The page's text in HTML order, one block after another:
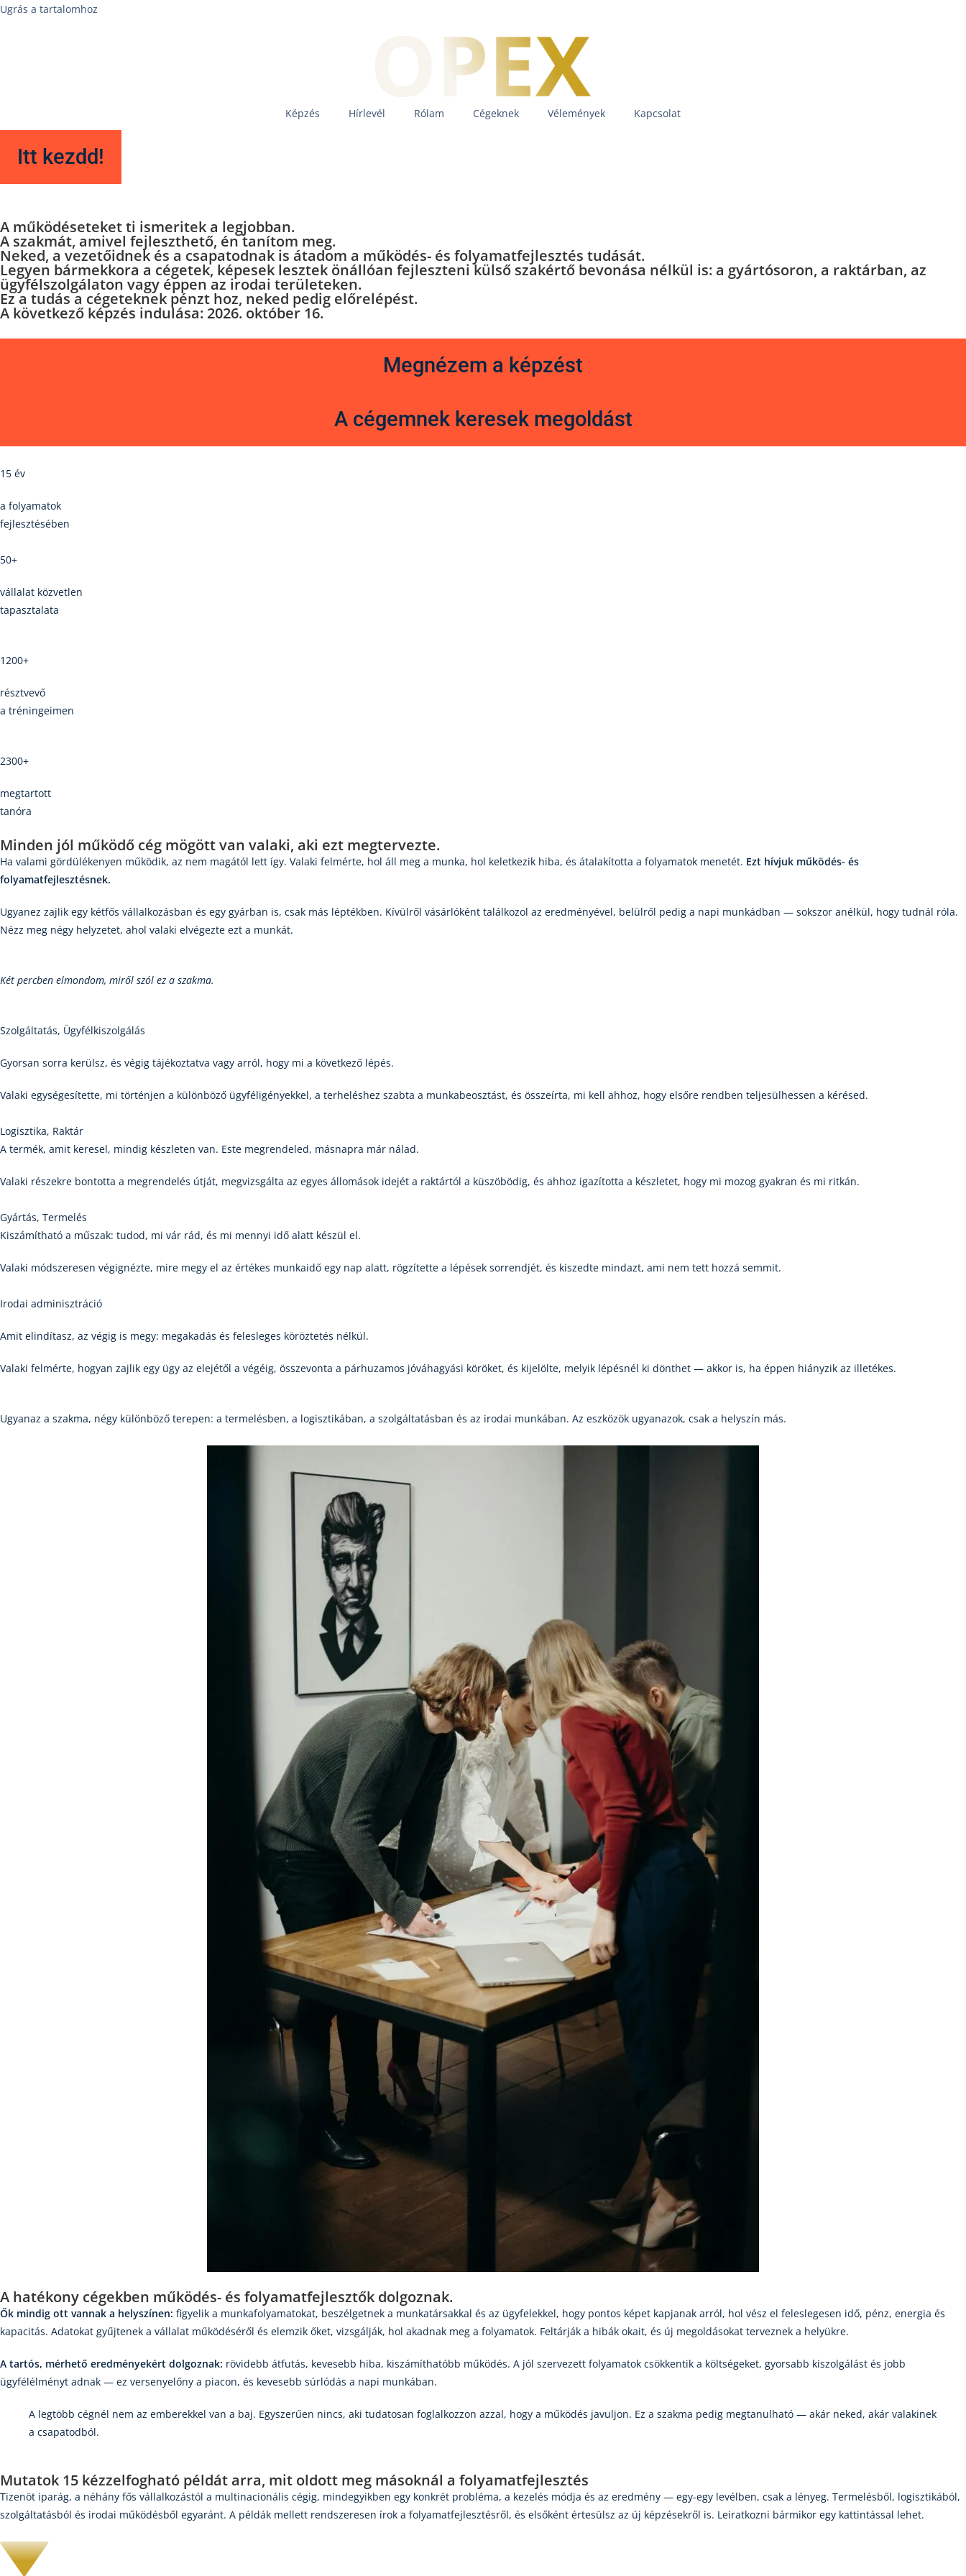
Ugrás a tartalomhoz
Képzés Hírlevél Rólam Cégeknek Vélemények Kapcsolat
Itt kezdd!
A működéseteketti ismeritek a legjobban.
A szakmát, amivel fejleszthető, én tanítom meg.
Neked, a vezetőidnek és a csapatodnak is átadom a működés- és folyamatfejlesztés tudását.
Legyen bármekkora a cégetek, képesek lesztek önállóan fejleszteni külső szakértő bevonása nélkül is: a gyártósoron, a raktárban, az
ügyfélszolgálaton vagy éppen az irodai területeken.
Ez a tudás a cégeteknek pénzt hoz, neked pedig előrelépést.
A következő képzés indulása: 2026. október 16.
Megnézem a képzést
A cégemnek keresek megoldást
15 év
a folyamatok
fejlesztésében
50+
vállalat közvetlen
tapasztalata
1200+
résztvevő
a tréningeimen
2300+
megtartott
tanóra
Minden jól működő cég mögött van valaki, aki ezt megtervezte.
Ha valami gördülékenyen működik, az nem magától lett így. Valaki felmérte, hol áll meg a munka, hol keletkezik hiba, és átalakította a folyamatok menetét. Ezt hívjuk működés- és
folyamatfejlesztésnek.
Ugyanez zajlik egy kétfős vállalkozásban és egy gyárban is, csak más léptékben. Kívülről vásárlóként találkozol az eredményével, belülről pedig a napi munkádban — sokszor anélkül, hogy tudnál róla.
Nézz meg négy helyzetet, ahol valaki elvégezte ezt a munkát.
Két percben elmondom, miről szól ez a szakma.
Szolgáltatás, Ügyfélkiszolgálás
Gyorsan sorra kerülsz, és végig tájékoztatva vagy arról, hogy mi a következő lépés.
Valaki egységesítette, mi történjen a különböző ügyféligényekkel, a terheléshez szabta a munkabeosztást, és összeírta, mi kell ahhoz, hogy elsőre rendben teljesülhessen a kérésed.
Logisztika, Raktár
A termék, amit keresel, mindig készleten van. Este megrendeled, másnapra már nálad.
Valaki részekre bontotta a megrendelés útját, megvizsgálta az egyes állomások idejét a raktártól a küszöbödig, és ahhoz igazította a készletet, hogy mi mozog gyakran és mi ritkán.
Gyártás, Termelés
Kiszámítható a műszak: tudod, mi vár rád, és mi mennyi idő alatt készül el.
Valaki módszeresen végignézte, mire megy el az értékes munkaidő egy nap alatt, rögzítette a lépések sorrendjét, és kiszedte mindazt, ami nem tett hozzá semmit.
Irodai adminisztráció
Amit elindítasz, az végig is megy: megakadás és felesleges köröztetés nélkül.
Valaki felmérte, hogyan zajlik egy ügy az elejétől a végéig, összevonta a párhuzamos jóváhagyási köröket, és kijelölte, melyik lépésnél ki dönthet — akkor is, ha éppen hiányzik az illetékes.
Ugyanaz a szakma, négy különböző terepen: a termelésben, a logisztikában, a szolgáltatásban és az irodai munkában. Az eszközök ugyanazok, csak a helyszín más.
A hatékony cégekben működés- és folyamatfejlesztők dolgoznak.
Ők mindig ott vannak a helyszínen: figyelik a munkafolyamatokat, beszélgetnek a munkatársakkal és az ügyfelekkel, hogy pontos képet kapjanak arról, hol vész el feleslegesen idő, pénz, energia és
kapacitás. Adatokat gyűjtenek a vállalat működéséről és elemzik őket, vizsgálják, hol akadnak meg a folyamatok. Feltárják a hibák okait, és új megoldásokat terveznek a helyükre.
A tartós, mérhető eredményekért dolgoznak: rövidebb átfutás, kevesebb hiba, kiszámíthatóbb működés. A jól szervezett folyamatok csökkentik a költségeket, gyorsabb kiszolgálást és jobb
ügyfélélményt adnak — ez versenyelőny a piacon, és kevesebb súrlódás a napi munkában.
A legtöbb cégnél nem az emberekkel van a baj. Egyszerűen nincs, aki tudatosan foglalkozzon azzal, hogy a működés javuljon. Ez a szakma pedig megtanulható — akár neked, akár valakinek
a csapatodból.
Mutatok 15 kézzelfogható példát arra, mit oldott meg másoknál a folyamatfejlesztés
Tizenöt iparág, a néhány fős vállalkozástól a multinacionális cégig, mindegyikben egy konkrét probléma, a kezelés módja és az eredmény — egy-egy levélben, csak a lényeg. Termelésből, logisztikából,
szolgáltatásból és irodai működésből egyaránt. A példák mellett rendszeresen írok a folyamatfejlesztésről, és elsőként értesülsz az új képzésekről is. Leiratkozni bármikor egy kattintással lehet.